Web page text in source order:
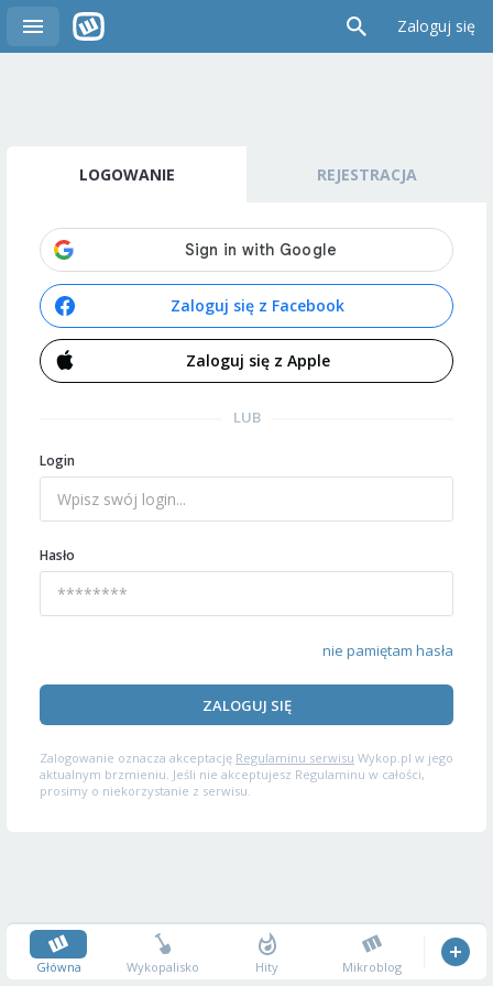
Zaloguj się
LOGOWANIE REJESTRACJA
Zaloguj się z Facebook
Zaloguj się z Apple
LUB
Login
Hasło
nie pamiętam hasła
ZALOGUJ SIĘ
Zalogowanie oznacza akceptację Regulaminu serwisu Wykop.pl w jego
aktualnym brzmieniu. Jeśli nie akceptujesz Regulaminu w całości,
prosimy o niekorzystanie z serwisu.
Główna Wykopalisko Hity Mikroblog